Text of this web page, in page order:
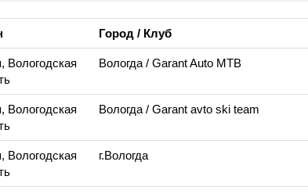
Город / Клуб
Вологодская
Вологда / Garant Auto MTB
Вологодская
Вологда / Garant avto ski team
Вологодская
г.Вологда